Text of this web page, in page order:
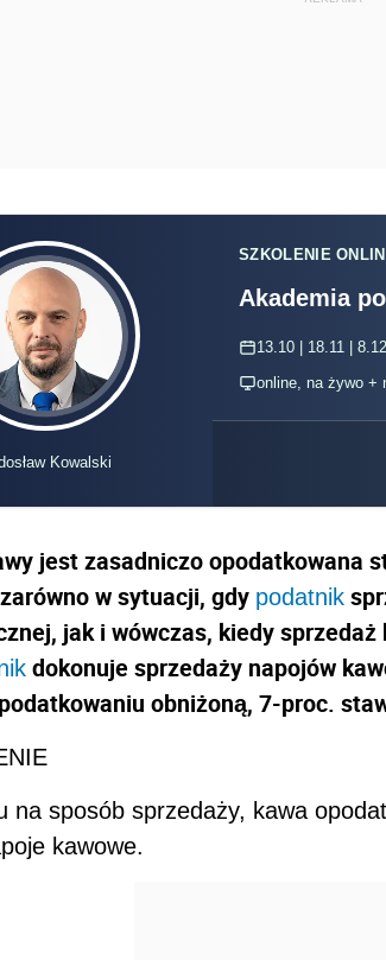
Kowalski
SZKOLENIE
Akademia
13.10 | 18.11 |
online, na żywo +
jest zasadniczo opodatkowana
w sytuacji, gdy podatnik
jak i wówczas, kiedy
dokonuje sprzedaży napojów
obniżoną, 7-proc.
na sposób sprzedaży, kawa
kawowe.